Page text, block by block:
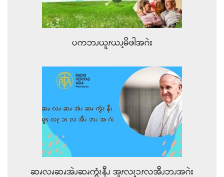
ပကဘၪယူၭယၪ့မိဖါအဂဲး
ဆၧလၧဆၧအဲၪဆၧကွံၩနီၪ အူၭလၩ့ၥၭလအီၪဘၪအဂဲး